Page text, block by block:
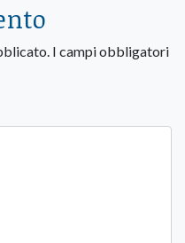
I campi obbligatori